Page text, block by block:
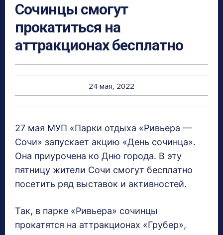
Сочинцы смогут
прокатиться на
аттракционах бесплатно
24 мая, 2022
27 мая МУП «Парки отдыха «Ривьера —
Сочи» запускает акцию «День сочинца».
Она приурочена ко Дню города. В эту
пятницу жители Сочи смогут бесплатно
посетить ряд выставок и активностей.
Так, в парке «Ривьера» сочинцы
прокатятся на аттракционах «Грубер»,